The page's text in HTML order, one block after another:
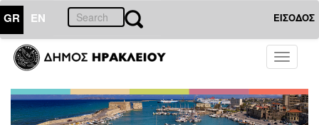
GR EN ΕΙΣΟΔΟΣ
Toggle
ΔΗΜΟΣ
Διακηρύξεις
-
Δημοπρασίες